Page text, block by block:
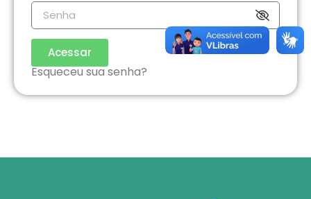
Acessar
Esqueceu sua senha?